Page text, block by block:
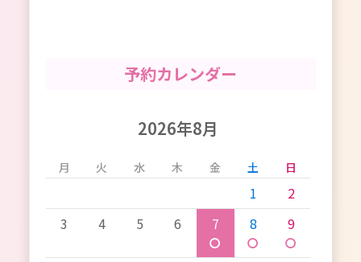
予約カレンダー
2026年8月
月 火 水 木 金 土 日
1
2
3
4 5 6 7
〇
8
〇
9
〇